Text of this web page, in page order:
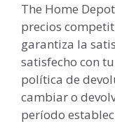
The Home
precios
garantiza la
satisfecho con
política de
cambiar o
período